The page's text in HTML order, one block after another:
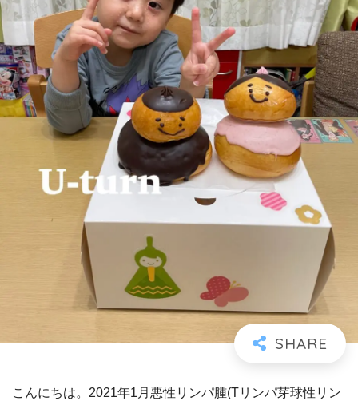
こんにちは。2021年1月悪性リンパ腫(Tリンパ芽球性リン